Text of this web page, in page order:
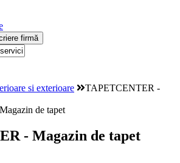
firmă
si exterioare
TAPETCENTER -
- Magazin de tapet